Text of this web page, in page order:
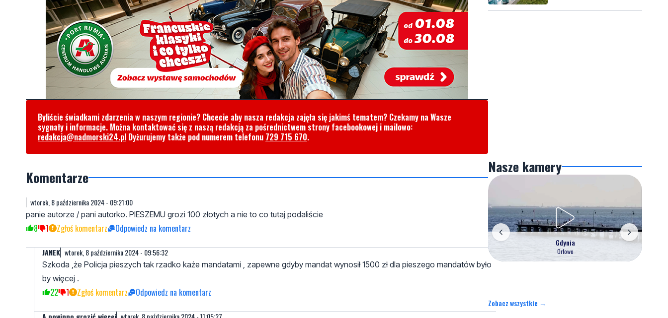
Byliście świadkami zdarzenia w naszym regionie? Chcecie aby nasza redakcja zajęła się jakimś tematem? Czekamy na Wasze
sygnały i informacje. Można kontaktować się z naszą redakcją za pośrednictwem strony facebookowej i mailowo:
redakcja@nadmorski24.pl Dyżurujemy także pod numerem telefonu 729 715 670.
Komentarze
wtorek, 8 października 2024 - 09:21:00
panie autorze / pani autorko. PIESZEMU grozi 100 złotych a nie to co tutaj podaliście
8 1 Zgłoś komentarz Odpowiedz na komentarz
JANEK wtorek, 8 października 2024 - 09:56:32
Szkoda ,że Policja pieszych tak rzadko każe mandatami , zapewne gdyby mandat wynosił 1500 zł dla pieszego mandatów było
by więcej .
22 1 Zgłoś komentarz Odpowiedz na komentarz
Nasze kamery
Gdynia
Orłowo
Zobacz wszystkie →